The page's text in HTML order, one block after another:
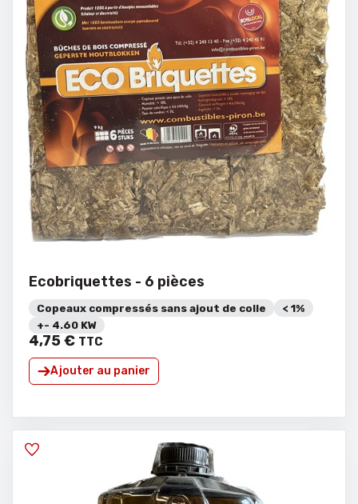
Ecobriquettes - 6 pièces
Copeaux compressés sans ajout de colle
< 1%
+- 4.60 KW
4,75€ TTC
Ajouter au panier